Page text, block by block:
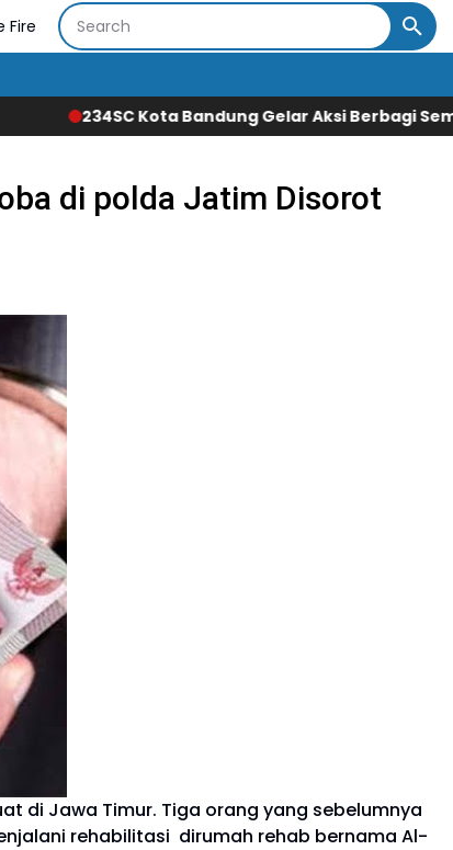
Fire
Gelar Aksi Berbagi Sembako untuk
di polda Jatim Disorot
di Jawa Timur. Tiga orang yang sebelumnya
rehabilitasi dirumah rehab bernama Al-